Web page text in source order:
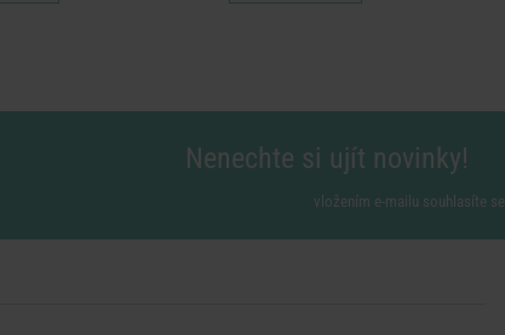
Nenechte si ujít novinky!
vložením e-mailu souhlasíte se